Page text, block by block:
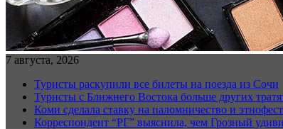
7 августа, 2026
Туристы раскупили все билеты на поезда из Сочи
Туристы с Ближнего Востока больше других
Коми сделала ставку на паломничество и
Корреспондент “РГ” выяснила, чем Грозный